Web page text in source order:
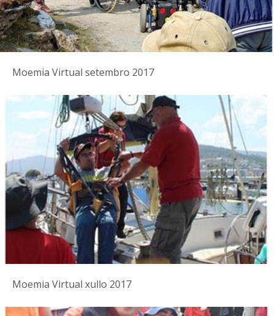
Moemia Virtual setembro 2017
Moemia Virtual xullo 2017